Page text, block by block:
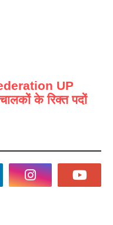
UP
के रिक्त पदों